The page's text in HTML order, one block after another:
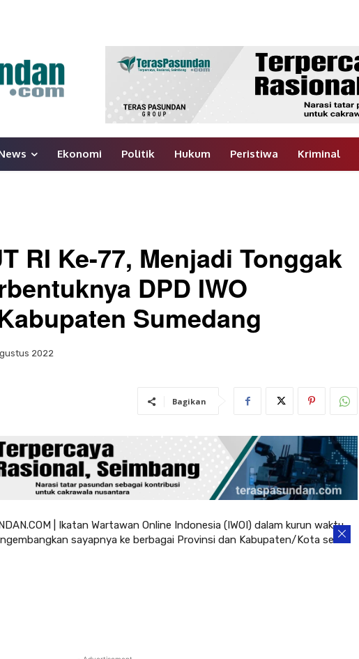
Ekonomi Politik Hukum Peristiwa Kriminal
RI Ke-77, Menjadi Tonggak
DPD IWO
Sumedang
2022
Bagikan
| Ikatan Wartawan Online Indonesia (IWOI) dalam kurun waktu
sayapnya ke berbagai Provinsi dan Kabupaten/Kota se –